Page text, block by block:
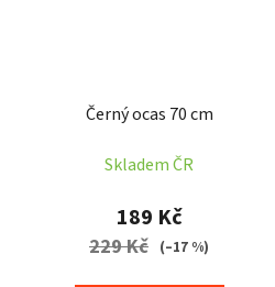
Černý ocas 70 cm
Skladem ČR
189 Kč
229 Kč (–17 %)